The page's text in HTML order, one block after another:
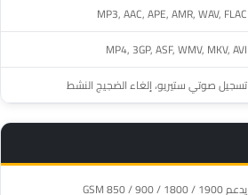
MP3, AAC, APE, AMR, WAV, FLAC
MP4, 3GP, ASF, WMV, MKV, AVI
تسجيل صوتي ستيريو، إلغاء الضجيج النشط
يدعم GSM 850 / 900 / 1800 / 1900